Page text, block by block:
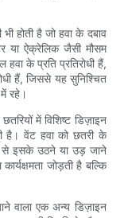
होती है जो हवा के दबाव
या ऐक्रेलिक जैसी मौसम
हवा के प्रति प्रतिरोधी हैं,
हैं, जिससे यह सुनिश्चित
रहे।
में विशिष्ट डिज़ाइन
है। वेंट हवा को छतरी के
से इसके उठने या उड़ जाने
जोड़ती है बल्कि
वाला एक अन्य डिज़ाइन